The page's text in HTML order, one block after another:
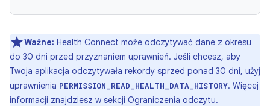
Ważne: Health Connect może odczytywać dane z okresu
do 30 dni przed przyznaniem uprawnień. Jeśli chcesz, aby
Twoja aplikacja odczytywała rekordy sprzed ponad 30 dni, użyj
uprawnienia PERMISSION_READ_HEALTH_DATA_HISTORY. Więcej
informacji znajdziesz w sekcji Ograniczenia odczytu.